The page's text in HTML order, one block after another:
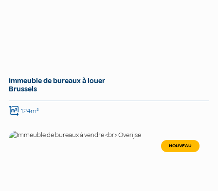
Immeuble de bureaux à louer
Brussels
124m²
NOUVEAU